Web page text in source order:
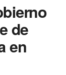
de
en